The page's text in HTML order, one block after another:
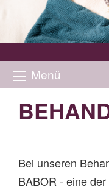
Menü
Bei unseren
BABOR - eine